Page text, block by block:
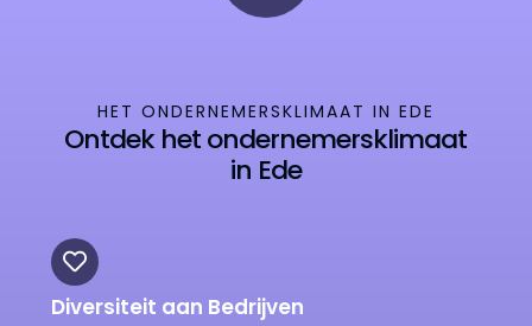
HET ONDERNEMERSKLIMAAT IN EDE
Ontdek het ondernemersklimaat
in Ede
Diversiteit aan Bedrijven